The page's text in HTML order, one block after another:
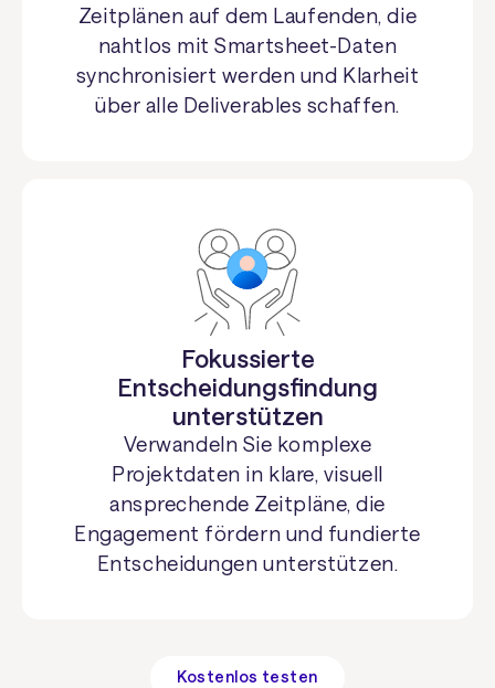
Zeitplänen auf dem Laufenden, die
nahtlos mit Smartsheet-Daten
synchronisiert werden und Klarheit
über alle Deliverables schaffen.
Fokussierte
Entscheidungsfindung
unterstützen
Verwandeln Sie komplexe
Projektdaten in klare, visuell
ansprechende Zeitpläne, die
Engagement fördern und fundierte
Entscheidungen unterstützen.
Kostenlos testen